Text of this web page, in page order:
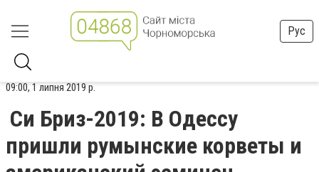
Рус
09:00, 1 липня 2019 р.
Си Бриз-2019: В Одессу
пришли румынские корветы и